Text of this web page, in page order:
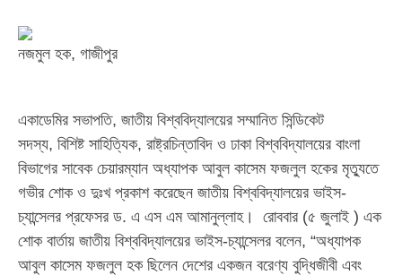
নজমুল হক, গাজীপুর
একাডেমির সভাপতি, জাতীয় বিশ্ববিদ্যালয়ের সম্মানিত সিন্ডিকেট
সদস্য, বিশিষ্ট সাহিত্যিক, রাষ্ট্রচিন্তাবিদ ও ঢাকা বিশ্ববিদ্যালয়ের বাংলা
বিভাগের সাবেক চেয়ারম্যান অধ্যাপক আবুল কাসেম ফজলুল হকের মৃত্যুতে
গভীর শোক ও দুঃখ প্রকাশ করেছেন জাতীয় বিশ্ববিদ্যালয়ের ভাইস-
চ্যান্সেলর প্রফেসর ড. এ এস এম আমানুল্লাহ। রোববার (৫ জুলাই ) এক
শোক বার্তায় জাতীয় বিশ্ববিদ্যালয়ের ভাইস-চ্যান্সেলর বলেন, “অধ্যাপক
আবুল কাসেম ফজলুল হক ছিলেন দেশের একজন বরেণ্য বুদ্ধিজীবী এবং